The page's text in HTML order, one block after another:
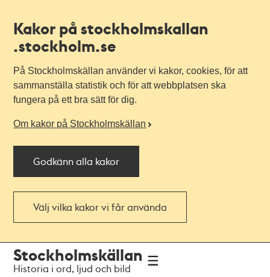
Kakor på stockholmskallan
.stockholm.se
På Stockholmskällan använder vi kakor, cookies, för att
sammanställa statistik och för att webbplatsen ska
fungera på ett bra sätt för dig.
Om kakor på Stockholmskällan
Godkänn alla kakor
Välj vilka kakor vi får använda
navigationen
huvudinnehållet
Stockholmskällan
Historia i ord, ljud och bild